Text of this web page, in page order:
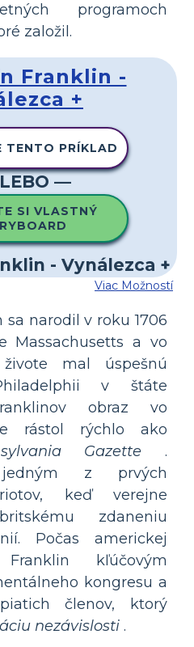
programoch
založil.
Franklin -
+
TENTO PRÍKLAD
—
SI VLASTNÝ
Viac Možností
narodil v roku 1706
Massachusetts a vo
mal úspešnú
v štáte
obraz vo
rástol rýchlo ako
Gazette .
z prvých
keď verejne
zdaneniu
Počas americkej
kľúčovým
kongresu a
členov, ktorý
nezávislosti .